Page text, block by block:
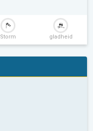
Storm gladheid